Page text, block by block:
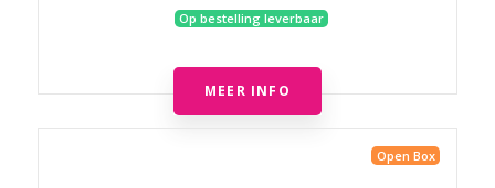
Op bestelling leverbaar
MEER INFO
Open Box